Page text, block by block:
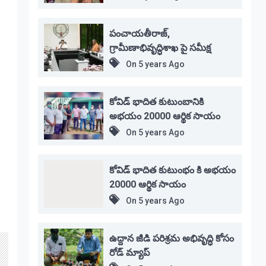
పంచాయతీరాజ్,
గ్రామీణాభివృద్ధిశాఖ పై సమీక్ష
On 5 years Ago
కోవిడ్ భాదిత కుటుంబానికి
అభయం 20000 ఆర్థిక సాయం
On 5 years Ago
కోవిడ్ భాదిత కుటుంభం కి అభయం
20000 ఆర్థిక సాయం
On 5 years Ago
ఉద్దాన జీడి పరిశ్రమ అభివృద్ధి కోసం
రోడ్ మ్యాప్